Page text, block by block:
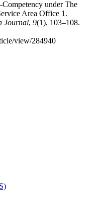
under The
Area Office 1.
Journal, 9(1), 103–108.
view/284940